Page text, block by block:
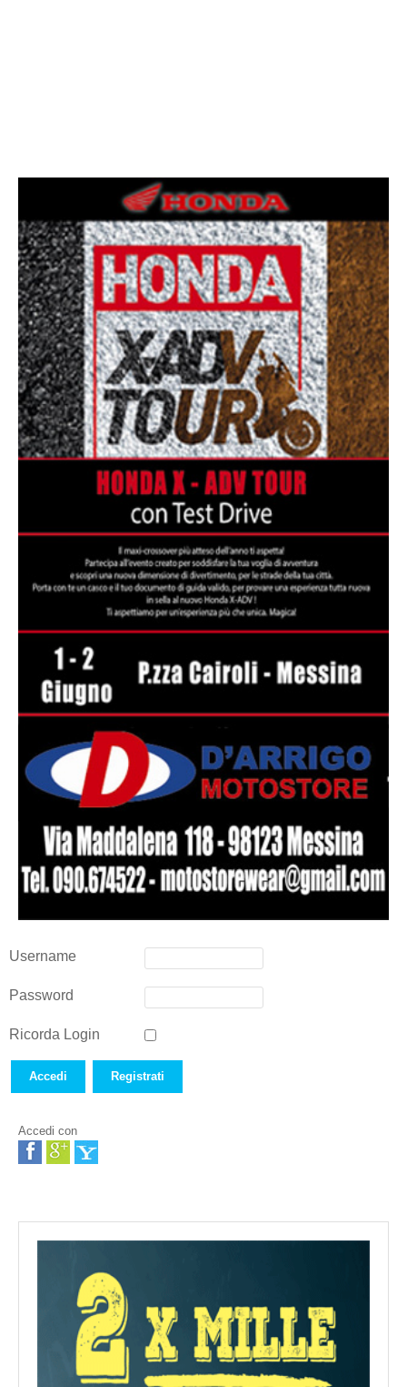
Username
Password
Ricorda Login
Accedi Registrati
Accedi con